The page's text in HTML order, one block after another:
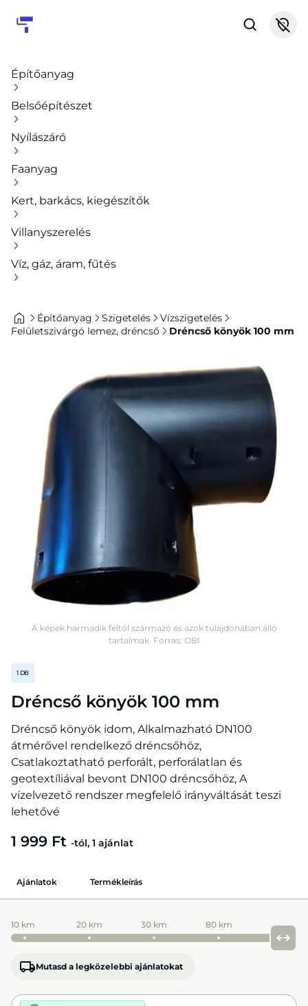
Építőanyag
Belsőépítészet
Nyílászáró
Faanyag
Kert, barkács, kiegészítők
Villanyszerelés
Víz, gáz, áram, fűtés
Építőanyag Szigetelés
Vízszigetelés
Felületszivárgó lemez, dréncső
Dréncső könyök 100 mm
1 DB
Dréncső könyök 100 mm
Dréncső könyök idom, Alkalmazható DN100
átmérővel rendelkező dréncsőhöz,
Csatlakoztatható perforált, perforálatlan és
geotextíliával bevont DN100 dréncsőhöz, A
vízelvezető rendszer megfelelő irányváltását teszi
lehetővé
1 999 Ft -tól, 1 ajánlat
A képek harmadik féltől származó és azok tulajdonában álló
tartalmak. Forrás: OBI
Ajánlatok Termékleírás
10 km 20 km 30 km 80 km
Mutasd a legközelebbi ajánlatokat